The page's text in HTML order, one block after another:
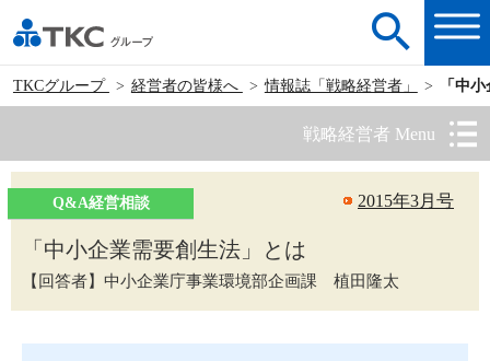
TKCグループ 経営者の皆様へ 情報誌「戦略経営者」 「中
戦略経営者 Menu
2015年3月号
Q&A経営相談
「中小企業需要創生法」とは
【回答者】中小企業庁事業環境部企画課 植田隆太